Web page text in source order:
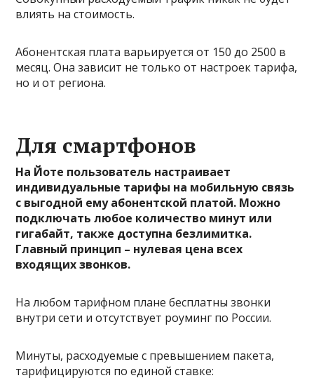
влиять на стоимость.
Абонентская плата варьируется от 150 до 2500 в
месяц. Она зависит не только от настроек тарифа,
но и от региона.
Для смартфонов
На Йоте пользователь настраивает
индивидуальные тарифы на мобильную связь
с выгодной ему абонентской платой. Можно
подключать любое количество минут или
гигабайт, также доступна безлимитка.
Главный принцип – нулевая цена всех
входящих звонков.
На любом тарифном плане бесплатны звонки
внутри сети и отсутствует роуминг по России.
Минуты, расходуемые с превышением пакета,
тарифицируются по единой ставке: